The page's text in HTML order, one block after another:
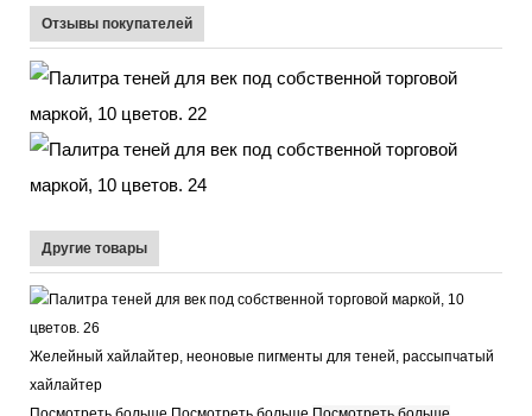
Отзывы покупателей
Другие товары
Желейный хайлайтер, неоновые пигменты для теней, рассыпчатый
хайлайтер